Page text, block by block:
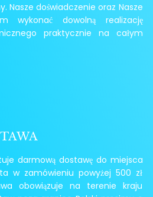
Nasze doświadczenie oraz Nasze
wykonać dowolną realizację
praktycznie na całym
darmową dostawę do miejsca
w zamówieniu powyżej 500 zł
obowiązuje na terenie kraju